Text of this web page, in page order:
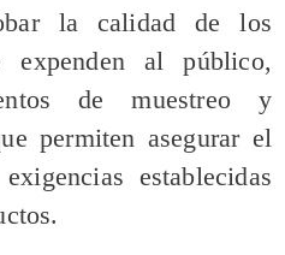
la calidad de los
expenden al público,
de muestreo y
permiten asegurar el
establecidas